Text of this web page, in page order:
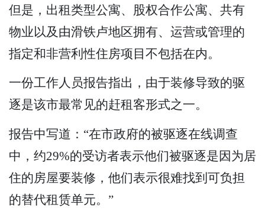
但是，出租类型公寓、股权合作公寓、共有
物业以及由滑铁卢地区拥有、运营或管理的
指定和非营利性住房项目不包括在内。
一份工作人员报告指出，由于装修导致的驱
逐是该市最常见的赶租客形式之一。
报告中写道：“在市政府的被驱逐在线调查
中，约29%的受访者表示他们被驱逐是因为居
住的房屋要装修，他们表示很难找到可负担
的替代租赁单元。”